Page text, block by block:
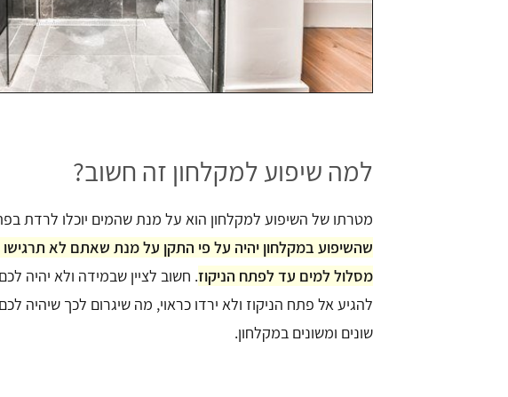
למה שיפוע למקלחון זה חשוב?
מטרתו של השיפוע למקלחון הוא על מנת שהמים יוכלו לרדת
שהשיפוע במקלחון יהיה על פי התקן על מנת שאתם לא תרגישו
מסלול למים עד לפתח הניקוז. חשוב לציין שבמידה ולא יהיה
להגיע אל פתח הניקוז ולא ירדו כראוי, מה שיגרום לכך שיהיה
שונים ומשונים במקלחון.